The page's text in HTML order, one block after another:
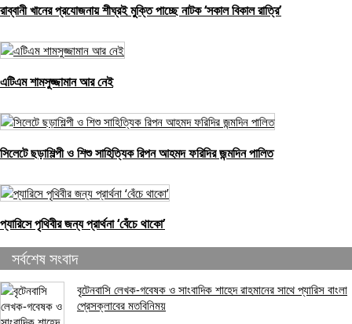
রাব্বানী খানের প্রযোজনায় শীঘ্রই মুক্তি পাচ্ছে নাটক ‘সকাল বিকাল রাত্রি’
এটিএম শামসুজ্জামান আর নেই
সিলেটে ছড়াশিল্পী ও শিশু সাহিত্যিক রিপন আহমদ ফরিদির জন্মদিন পালিত
প্যারিসে পৃথিবীর জন্য প্রার্থনা ‘বেঁচে থাকো’
সর্বশেষ সংবাদ
বৃটেনবাসি লেখক-গবেষক ও সাংবাদিক শাহেদ রাহমানের সাথে প্যারিস বাংলা
প্রেসক্লাবের মতবিনিময়